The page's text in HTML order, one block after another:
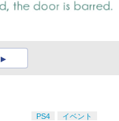
PS4 イベント